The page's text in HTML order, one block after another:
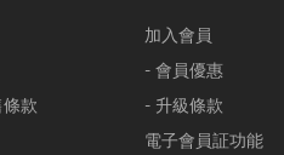
款
加入會員
- 會員優惠
- 升級條款
電子會員証功能